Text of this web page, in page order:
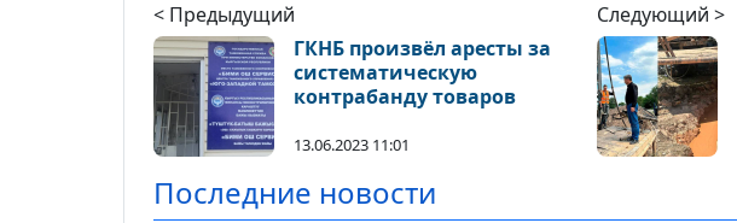
< Предыдущий
ГКНБ произвёл аресты за
систематическую
контрабанду товаров
13.06.2023 11:01
Следующий >
Последние новости